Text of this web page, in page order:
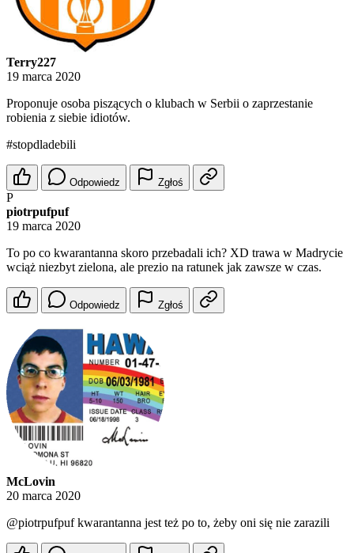
Terry227
19 marca 2020
Proponuje osoba piszących o klubach w Serbii o zaprzestanie
robienia z siebie idiotów.
#stopdladebili
Odpowiedz Zgłoś
P
piotrpufpuf
19 marca 2020
To po co kwarantanna skoro przebadali ich? XD trawa w Madrycie
wciąż niezbyt zielona, ale prezio na ratunek jak zawsze w czas.
Odpowiedz Zgłoś
McLovin
20 marca 2020
@piotrpufpufkwarantanna jest też po to, żeby oni się nie zarazili